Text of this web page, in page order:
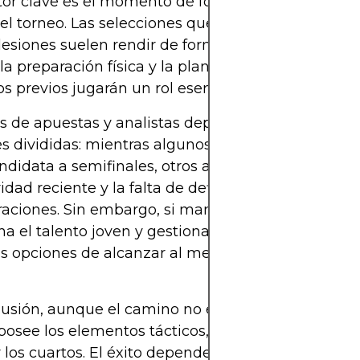
torneo. Las selecciones que llegan con buena
suelen rendir de forma más estable. En
preparación física y la planificación de partidos
previos jugarán un rol esencial para España.
de apuestas y analistas deportivos ya muestran
divididas: mientras algunos consideran a
a semifinales, otros apuntan a que la
reciente y la falta de definición arriba
Sin embargo, si mantiene su identidad
el talento joven y gestiona con madurez los
opciones de alcanzar al menos los cuartos de
aunque el camino no esté exento de
los elementos tácticos, técnicos y
los cuartos. El éxito dependerá, no obstante, del